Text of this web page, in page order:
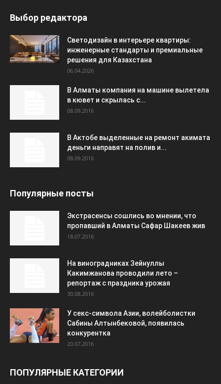
Выбор редактора
Светодизайн в интерьере квартиры:
инженерные стандарты и премиальные
решения для Казахстана
06.04.2026
В Алматы компания на машине вылетела
в кювет и скрылась с...
08.09.2016
В Актобе выделенные на ремонт акимата
деньги направят на полив и...
08.09.2016
Популярные посты
Экстрасенсы сошлись во мнении, что
пропавший в Алматы Сафар Шакеев жив
18.07.2016
На виноградниках Зейнуллы
Какимжанова проводили лето –
репортаж с праздника урожая
30.08.2016
У секс-символа Азии, волейболистки
Сабины Алтынбековой, появилась
конкурентка
20.07.2016
ПОПУЛЯРНЫЕ КАТЕГОРИИ